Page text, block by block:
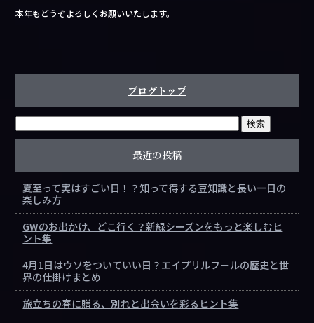
本年もどうぞよろしくお願いいたします。
ブログトップ
最近の投稿
夏至って実はすごい日！？知って得する豆知識と長い一日の
楽しみ方
GWのお出かけ、どこ行く？新緑シーズンをもっと楽しむヒ
ント集
4月1日はウソをついていい日？エイプリルフールの歴史と世
界の仕掛けまとめ
旅立ちの春に贈る、別れと出会いを彩るヒント集